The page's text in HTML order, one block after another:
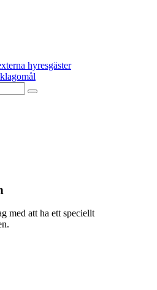
hyresgäster
med att ha ett speciellt